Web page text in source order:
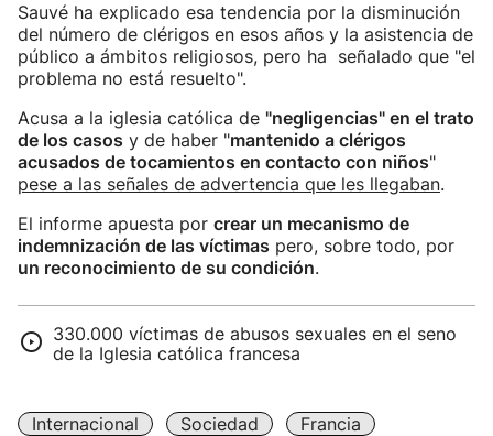
Sauvé ha explicado esa tendencia por la disminución
del número de clérigos en esos años y la asistencia de
público a ámbitos religiosos, pero ha señalado que "el
problema no está resuelto".
Acusa a la iglesia católica de "negligencias" en el trato
de los casos y de haber "mantenido a clérigos
acusados de tocamientos en contacto con niños"
pese a las señales de advertencia que les llegaban.
El informe apuesta por crear un mecanismo de
indemnización de las víctimas pero, sobre todo, por
un reconocimiento de su condición.
330.000 víctimas de abusos sexuales en el seno
de la Iglesia católica francesa
Internacional Sociedad
Francia